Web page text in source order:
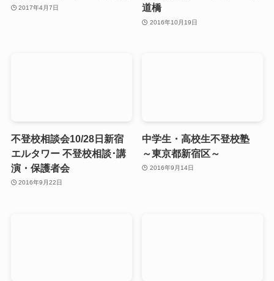
2017年4月7日
道橋
2016年10月19日
不登校相談会10/28日新宿
エルタワー 不登校相談･講
演・保護者会
2016年9月22日
中学生・高校生不登校塾
～東京都新宿区～
2016年9月14日